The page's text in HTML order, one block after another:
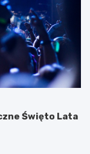
Święto Lata